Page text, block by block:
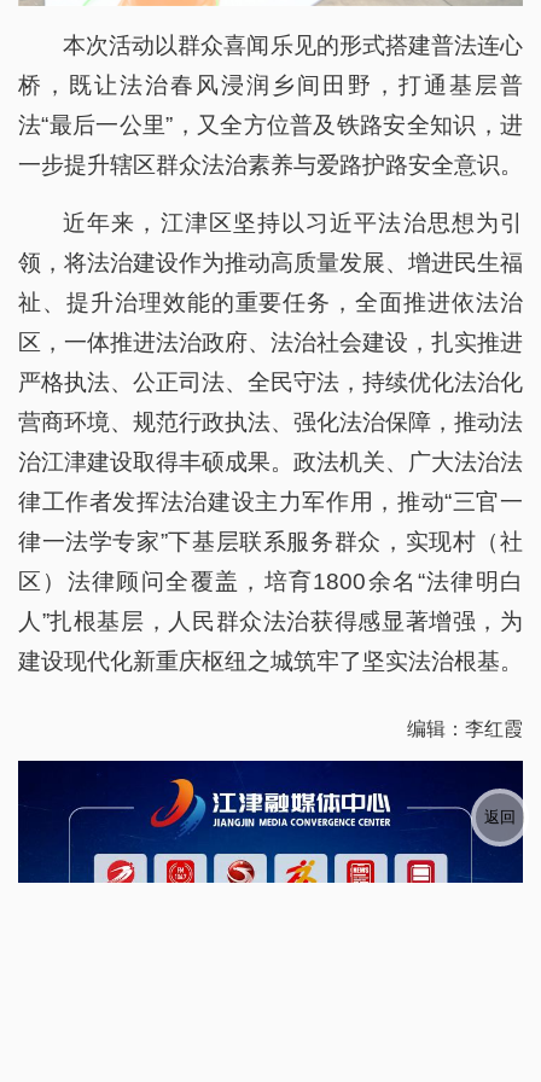
本次活动以群众喜闻乐见的形式搭建普法连心
桥，既让法治春风浸润乡间田野，打通基层普
法“最后一公里”，又全方位普及铁路安全知识，进
一步提升辖区群众法治素养与爱路护路安全意识。
近年来，江津区坚持以习近平法治思想为引
领，将法治建设作为推动高质量发展、增进民生福
祉、提升治理效能的重要任务，全面推进依法治
区，一体推进法治政府、法治社会建设，扎实推进
严格执法、公正司法、全民守法，持续优化法治化
营商环境、规范行政执法、强化法治保障，推动法
治江津建设取得丰硕成果。政法机关、广大法治法
律工作者发挥法治建设主力军作用，推动“三官一
律一法学专家”下基层联系服务群众，实现村（社
区）法律顾问全覆盖，培育1800余名“法律明白
人”扎根基层，人民群众法治获得感显著增强，为
建设现代化新重庆枢纽之城筑牢了坚实法治根基。
编辑：李红霞